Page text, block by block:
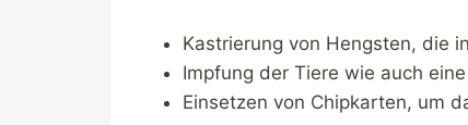
Kastrierung von Hengsten, die
Impfung der Tiere wie auch
Einsetzen von Chipkarten, um